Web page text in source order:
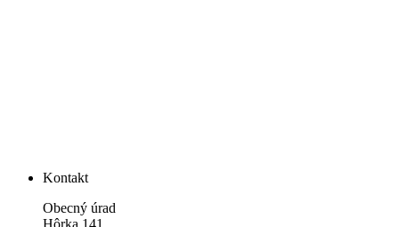
Kontakt
Obecný úrad